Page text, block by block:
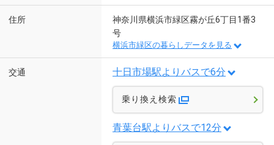
住所
神奈川県横浜市緑区霧が丘6丁目1番3
号
横浜市緑区の暮らしデータを見る
交通 十日市場駅よりバスで6分
乗り換え検索
青葉台駅よりバスで12分